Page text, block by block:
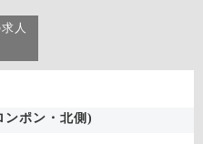
人
ンポン・北側)